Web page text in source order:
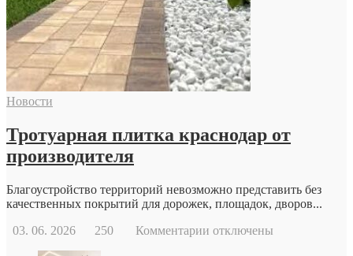
к
репродуктологу:
основные
причины
и
возможности
современной
Новости
Тротуарная плитка краснодар от
производителя
Благоустройство территорий невозможно представить без
качественных покрытий для дорожек, площадок, дворов...
03. 06. 2026
250 Комментарии котключены